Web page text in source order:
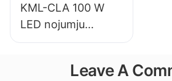
KML-CLA 100 W
LED nojumju
gaismekļu
iekštelpām,Leave A